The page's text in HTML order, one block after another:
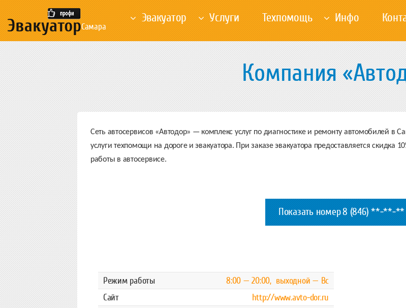
Самара
Эвакуатор Услуги Техпомощь Инфо
Компания
Сеть автосервисов «Автодор» — комплекс услуг по диагностике и ремонту автомобилей в
услуги техпомощи на дороге и эвакуатора. При заказе эвакуатора предоставляется скидка
работы в автосервисе.
Показать номер8 (846) **-**-**
Режим работы
8:00 — 20:00, выходной — Вс
Сайт
http://www.avto-dor.ru